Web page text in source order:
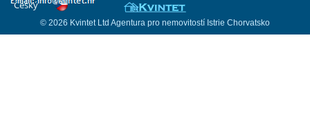
© 2026 Kvintet Ltd Agentura pro nemovitostí Istrie Chorvatsko